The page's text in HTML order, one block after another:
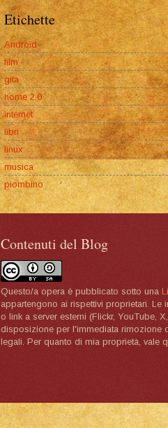
Etichette
Android
film
gita
home 2.0
internet
libri
linux
musica
piombino
Contenuti del Blog
Questo/a opera è pubblicato sotto una
appartengono ai rispettivi proprietari.
o link a server esterni (Flickr, YouTube,
disposizione per l'immediata rimozione
legali. Per quanto di mia proprietà, vale